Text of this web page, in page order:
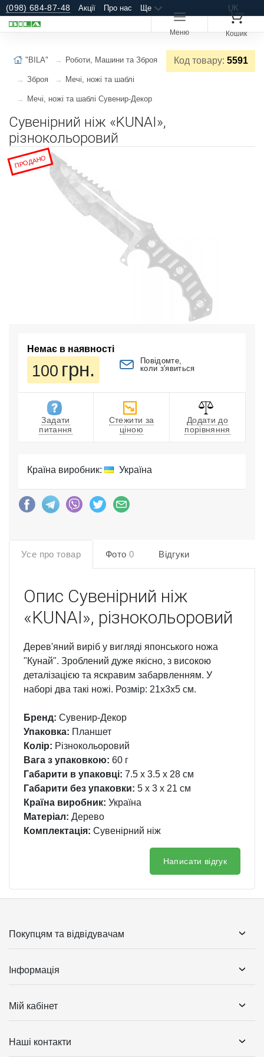
(098) 684-87-48 Акції Про нас Ще UK
Меню Кошик
Код товару: 5591
"BILA" Роботи, Машини та Зброя
Зброя Мечі, ножі та шаблі
Мечі, ножі та шаблі Сувенир-Декор
Сувенірний ніж «KUNAI»,
різнокольоровий
ПРОДАНО
Немає в наявності
100 грн.
Повідомте,
коли з'явиться
Задати
питання
Стежити за
ціною
Додати до
порівняння
Країна виробник: Україна
Усе про товар Фото 0 Відгуки
Опис Сувенірний ніж
«KUNAI», різнокольоровий
Дерев'яний виріб у вигляді японського ножа
"Кунай". Зроблений дуже якісно, з високою
деталізацією та яскравим забарвленням. У
наборі два такі ножі. Розмір: 21х3х5 см.
Бренд: Сувенир-Декор
Упаковка: Планшет
Колір: Різнокольоровий
Вага з упаковкою: 60 г
Габарити в упаковці: 7.5 x 3.5 x 28 см
Габарити без упаковки: 5 x 3 x 21 см
Країна виробник: Україна
Матеріал: Дерево
Комплектація: Сувенірний ніж
Написати відгук
Покупцям та відвідувачам
Інформація
Мій кабінет
Наші контакти